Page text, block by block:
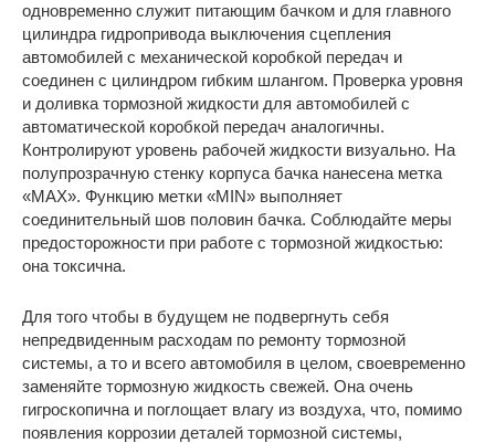
одновременно служит питающим бачком и для главного
цилиндра гидропривода выключения сцепления
автомобилей с механической коробкой передач и
соединен с цилиндром гибким шлангом. Проверка уровня
и доливка тормозной жидкости для автомобилей с
автоматической коробкой передач аналогичны.
Контролируют уровень рабочей жидкости визуально. На
полупрозрачную стенку корпуса бачка нанесена метка
«МАХ». Функцию метки «MIN» выполняет
соединительный шов половин бачка. Соблюдайте меры
предосторожности при работе с тормозной жидкостью:
она токсична.
Для того чтобы в будущем не подвергнуть себя
непредвиденным расходам по ремонту тормозной
системы, а то и всего автомобиля в целом, своевременно
заменяйте тормозную жидкость свежей. Она очень
гигроскопична и поглощает влагу из воздуха, что, помимо
появления коррозии деталей тормозной системы,